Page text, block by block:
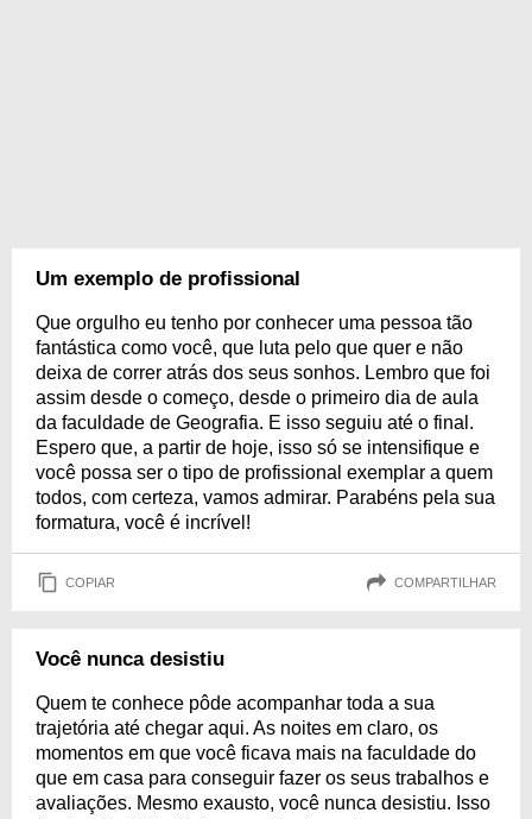
Um exemplo de profissional
Que orgulho eu tenho por conhecer uma pessoa tão
fantástica como você, que luta pelo que quer e não
deixa de correr atrás dos seus sonhos. Lembro que foi
assim desde o começo, desde o primeiro dia de aula
da faculdade de Geografia. E isso seguiu até o final.
Espero que, a partir de hoje, isso só se intensifique e
você possa ser o tipo de profissional exemplar a quem
todos, com certeza, vamos admirar. Parabéns pela sua
formatura, você é incrível!
COPIAR COMPARTILHAR
Você nunca desistiu
Quem te conhece pôde acompanhar toda a sua
trajetória até chegar aqui. As noites em claro, os
momentos em que você ficava mais na faculdade do
que em casa para conseguir fazer os seus trabalhos e
avaliações. Mesmo exausto, você nunca desistiu. Isso